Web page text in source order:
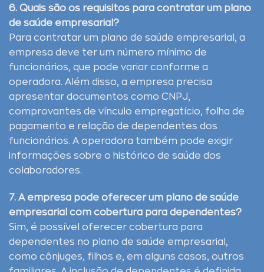
6. Quais são os requisitos para contratar um plano
de saúde empresarial?
Para contratar um plano de saúde empresarial, a
empresa deve ter um número mínimo de
funcionários, que pode variar conforme a
operadora. Além disso, a empresa precisa
apresentar documentos como CNPJ,
comprovantes de vínculo empregatício, folha de
pagamento e relação de dependentes dos
funcionários. A operadora também pode exigir
informações sobre o histórico de saúde dos
colaboradores.
7. A empresa pode oferecer um plano de saúde
empresarial com cobertura para dependentes?
Sim, é possível oferecer cobertura para
dependentes no plano de saúde empresarial,
como cônjuges, filhos e, em alguns casos, outros